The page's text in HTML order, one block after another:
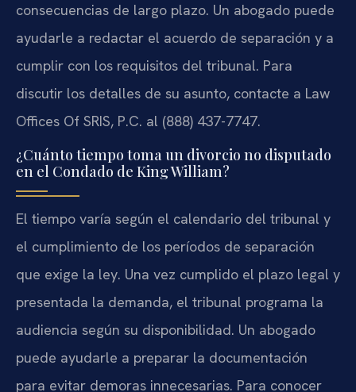
consecuencias de largo plazo. Un abogado puede
ayudarle a redactar el acuerdo de separación y a
cumplir con los requisitos del tribunal. Para
discutir los detalles de su asunto, contacte a Law
Offices Of SRIS, P.C. al (888) 437-7747.
¿Cuánto tiempo toma un divorcio no disputado
en el Condado de King William?
El tiempo varía según el calendario del tribunal y
el cumplimiento de los períodos de separación
que exige la ley. Una vez cumplido el plazo legal y
presentada la demanda, el tribunal programa la
audiencia según su disponibilidad. Un abogado
puede ayudarle a preparar la documentación
para evitar demoras innecesarias. Para conocer